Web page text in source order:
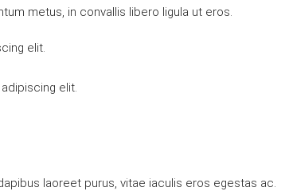
metus, in convallis libero ligula ut eros.
elit.
elit.
laoreet purus, vitae iaculis eros egestas ac.